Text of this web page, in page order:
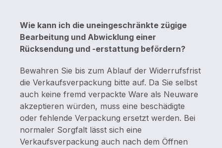
Wie kann ich die uneingeschränkte zügige
Bearbeitung und Abwicklung einer
Rücksendung und -erstattung befördern?
Bewahren Sie bis zum Ablauf der Widerrufsfrist
die Verkaufsverpackung bitte auf. Da Sie selbst
auch keine fremd verpackte Ware als Neuware
akzeptieren würden, muss eine beschädigte
oder fehlende Verpackung ersetzt werden. Bei
normaler Sorgfalt lässt sich eine
Verkaufsverpackung auch nach dem Öffnen